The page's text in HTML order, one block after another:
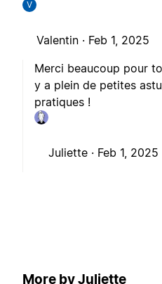
V
Valentin · Feb 1, 2025
Merci beaucoup pour
y a plein de petites
pratiques !
Juliette · Feb 1, 2025
More by Juliette